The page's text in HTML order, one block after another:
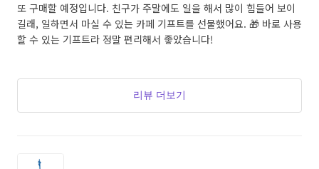
또 구매할 예정입니다. 친구가 주말에도 일을 해서 많이 힘들어 보이
길래, 일하면서 마실 수 있는 카페 기프트를 선물했어요. 🎁 바로 사용
할 수 있는 기프트라 정말 편리해서 좋았습니다!
리뷰 더보기